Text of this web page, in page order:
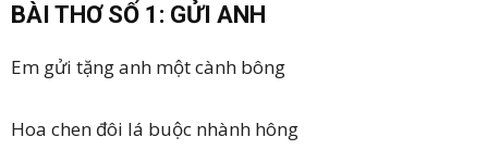
BÀI THƠ SỐ 1: GỬI ANH
Em gửi tặng anh một cành bông
Hoa chen đôi lá buộc nhành hông